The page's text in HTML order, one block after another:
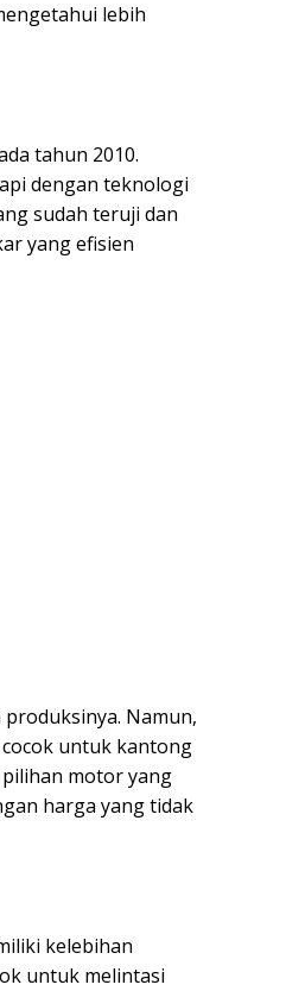
lebih
tahun 2010.
dengan teknologi
sudah teruji dan
yang efisien
Namun,
untuk kantong
motor yang
harga yang tidak
kelebihan
untuk melintasi